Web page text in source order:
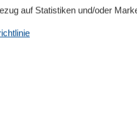
auf Statistiken und/oder